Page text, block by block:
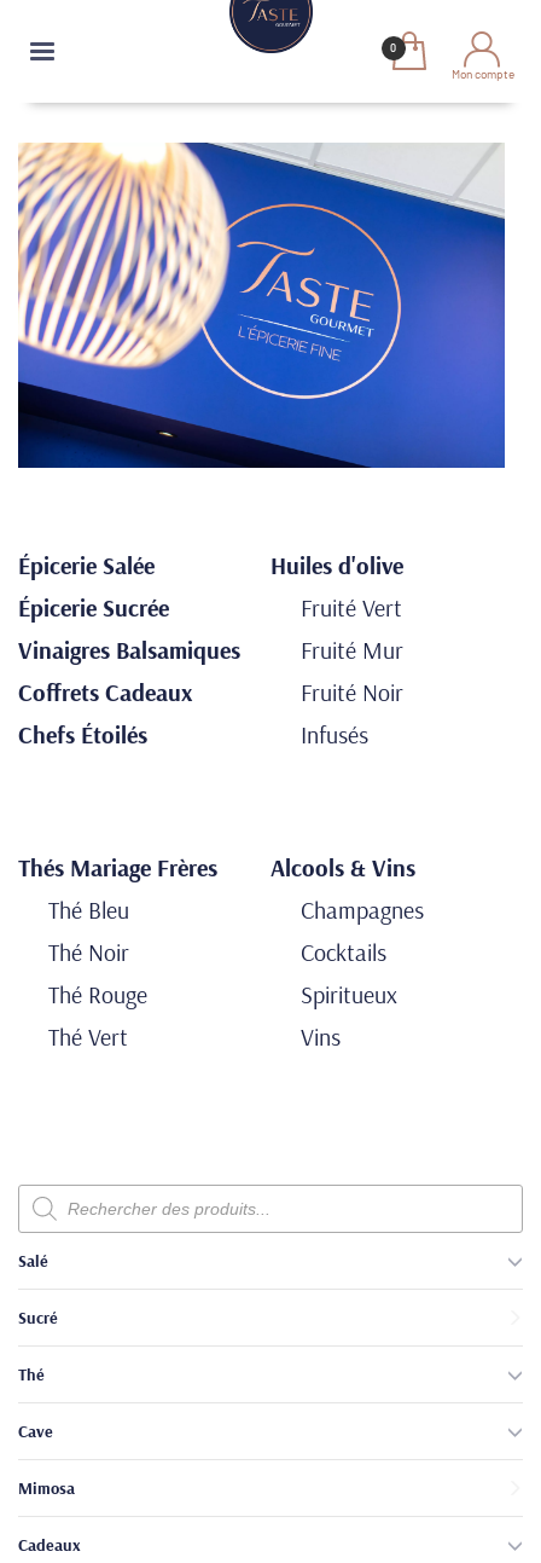
Mon compte
Épicerie Salée
Épicerie Sucrée
Vinaigres Balsamiques
Coffrets Cadeaux
Chefs Étoilés
Huiles d'olive
Fruité Vert
Fruité Mur
Fruité Noir
Infusés
Thés Mariage Frères
Thé Bleu
Thé Noir
Thé Rouge
Thé Vert
Alcools & Vins
Champagnes
Cocktails
Spiritueux
Vins
Recherche
de
produits
Salé
Sucré
Thé
Cave
Mimosa
Cadeaux